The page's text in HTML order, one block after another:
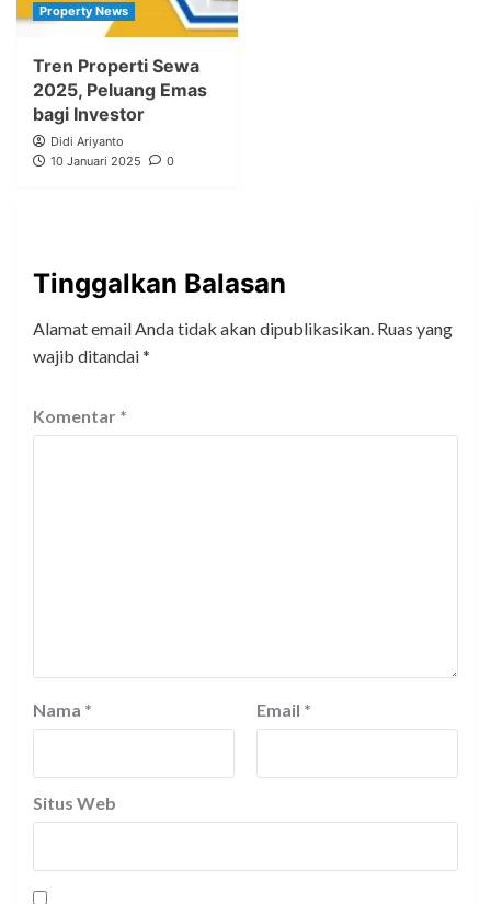
Property News
Tren Properti Sewa
2025, Peluang Emas
bagi Investor
Didi Ariyanto
10 Januari 2025
0
Tinggalkan Balasan
Alamat email Anda tidak akan dipublikasikan. Ruas yang
wajib ditandai*
Komentar *
Nama * Email *
Situs Web